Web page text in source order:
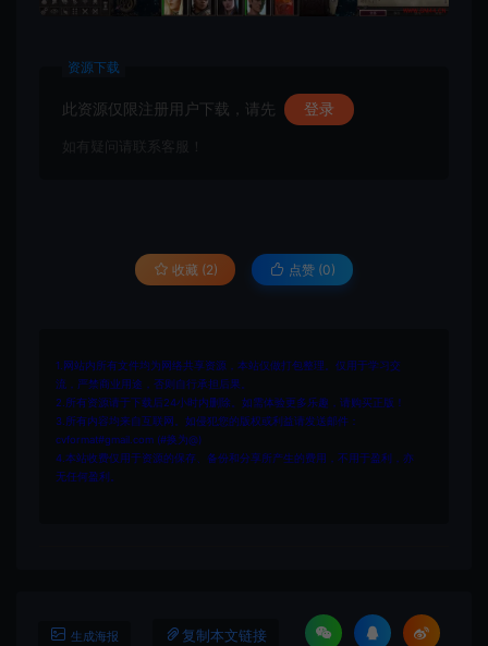
资源下载
此资源仅限注册用户下载，请先 登录
如有疑问请联系客服！
收藏 (2) 点赞 (0)
1.网站内所有文件均为网络共享资源，本站仅做打包整理。仅用于学习交
流，严禁商业用途，否则自行承担后果。
2.所有资源请于下载后24小时内删除。如需体验更多乐趣，请购买正版！
3.所有内容均来自互联网。如侵犯您的版权或利益请发送邮件：
cvformat#gmail.com (#换为@)
4.本站收费仅用于资源的保存、备份和分享所产生的费用，不用于盈利，亦
无任何盈利。
生成海报 复制本文链接